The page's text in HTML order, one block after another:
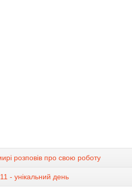
розповів про свою роботу
- унікальний день